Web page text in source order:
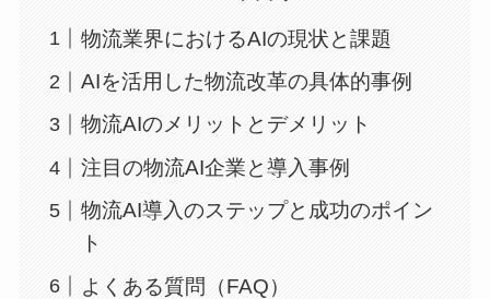
物流業界におけるAIの現状と課題
AIを活用した物流改革の具体的事例
物流AIのメリットとデメリット
注目の物流AI企業と導入事例
物流AI導入のステップと成功のポイン
ト
よくある質問（FAQ）